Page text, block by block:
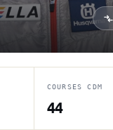
COURSES CDM
44